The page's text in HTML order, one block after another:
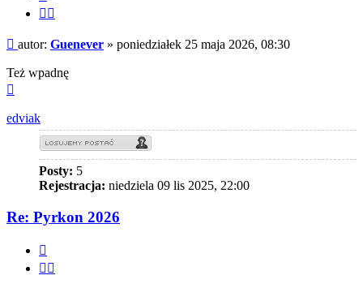
Post
autor: Guenever » poniedziałek 25 maja 2026, 08:30
Też wpadnę
edviak
Posty: 5
Rejestracja: niedziela 09 lis 2025, 22:00
Re: Pyrkon 2026